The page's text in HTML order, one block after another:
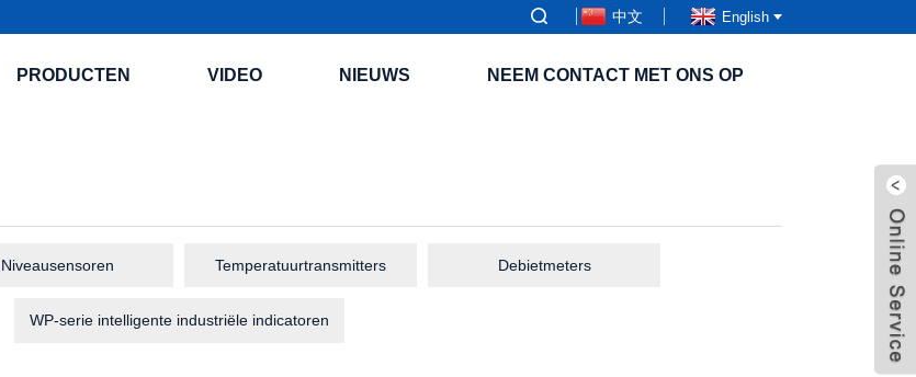
中文 English
PRODUCTEN VIDEO NIEUWS NEEM CONTACT MET ONS OP
Niveausensoren Temperatuurtransmitters Debietmeters
WP-serie intelligente industriële indicatoren